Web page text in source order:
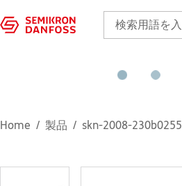
Home 製品 skn-2008-230b0255